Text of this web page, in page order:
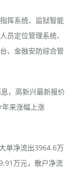
挥系统、监狱智能
员定位管理系统、
、金融安防综合管
，高新兴最新报价
来涨幅上涨
单净流出3964.6万
万元，散户净流